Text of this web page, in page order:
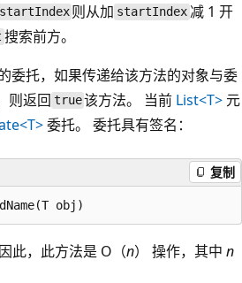
startIndex 则从加 startIndex 减 1 开
搜索前方。
委托，如果传递给该方法的对象与委
则返回 true该方法。 当前 List<T> 元
委托。 委托具有签名：
复制
此，此方法是 O（n） 操作，其中 n